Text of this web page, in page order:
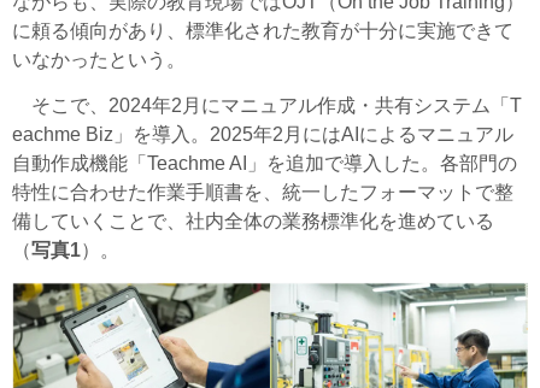
に頼る傾向があり、標準化された教育が十分に実施できて
いなかったという。
そこで、2024年2月にマニュアル作成・共有システム「T
eachme Biz」を導入。2025年2月にはAIによるマニュアル
自動作成機能「Teachme AI」を追加で導入した。各部門の
特性に合わせた作業手順書を、統一したフォーマットで整
備していくことで、社内全体の業務標準化を進めている
（写真1）。